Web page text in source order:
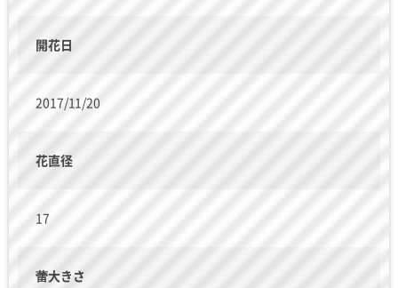
開花日
2017/11/20
花直径
17
蕾大きさ